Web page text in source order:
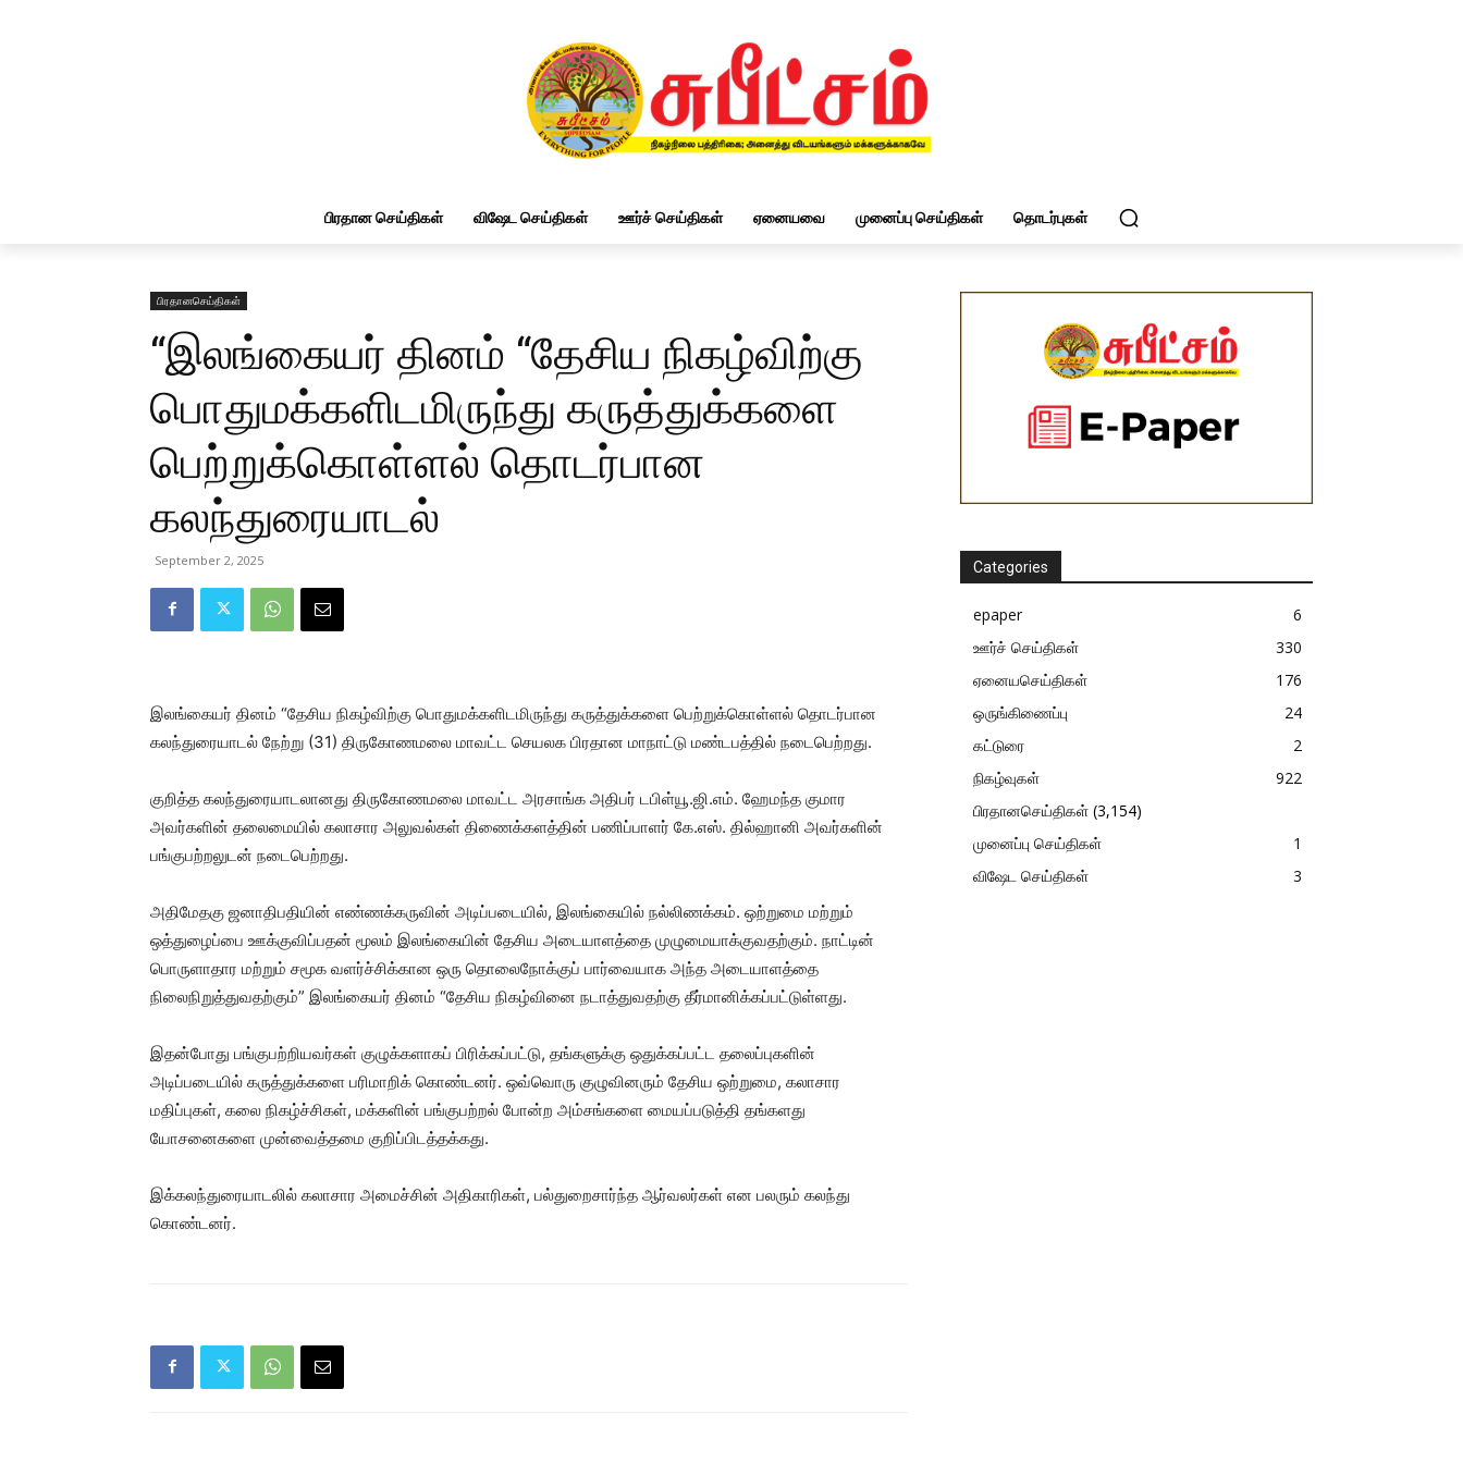
பிரதான செய்திகள் விஷேட செய்திகள் ஊர்ச் செய்திகள் ஏனையவை முனைப்பு செய்திகள் தொடர்புகள்
பிரதானசெய்திகள்
“இலங்கையர் தினம் “தேசிய நிகழ்விற்கு
பொதுமக்களிடமிருந்து கருத்துக்களை
பெற்றுக்கொள்ளல் தொடர்பான
கலந்துரையாடல்
September 2, 2025
இலங்கையர் தினம் “தேசிய நிகழ்விற்கு பொதுமக்களிடமிருந்து கருத்துக்களை பெற்றுக்கொள்ளல் தொடர்பான
கலந்துரையாடல் நேற்று (31) திருகோணமலை மாவட்ட செயலக பிரதான மாநாட்டு மண்டபத்தில் நடைபெற்றது.
குறித்த கலந்துரையாடலானது திருகோணமலை மாவட்ட அரசாங்க அதிபர் டபிள்யூ.ஜி.எம். ஹேமந்த குமார
அவர்களின் தலைமையில் கலாசார அலுவல்கள் திணைக்களத்தின் பணிப்பாளர் கே.எஸ். தில்ஹானி அவர்களின்
பங்குபற்றலுடன் நடைபெற்றது.
அதிமேதகு ஜனாதிபதியின் எண்ணக்கருவின் அடிப்படையில், இலங்கையில் நல்லிணக்கம். ஒற்றுமை மற்றும்
ஒத்துழைப்பை ஊக்குவிப்பதன் மூலம் இலங்கையின் தேசிய அடையாளத்தை முழுமையாக்குவதற்கும். நாட்டின்
பொருளாதார மற்றும் சமூக வளர்ச்சிக்கான ஒரு தொலைநோக்குப் பார்வையாக அந்த அடையாளத்தை
நிலைநிறுத்துவதற்கும்” இலங்கையர் தினம் “தேசிய நிகழ்வினை நடாத்துவதற்கு தீர்மானிக்கப்பட்டுள்ளது.
இதன்போது பங்குபற்றியவர்கள் குழுக்களாகப் பிரிக்கப்பட்டு, தங்களுக்கு ஒதுக்கப்பட்ட தலைப்புகளின்
அடிப்படையில் கருத்துக்களை பரிமாறிக் கொண்டனர். ஒவ்வொரு குழுவினரும் தேசிய ஒற்றுமை, கலாசார
மதிப்புகள், கலை நிகழ்ச்சிகள், மக்களின் பங்குபற்றல் போன்ற அம்சங்களை மையப்படுத்தி தங்களது
யோசனைகளை முன்வைத்தமை குறிப்பிடத்தக்கது.
இக்கலந்துரையாடலில் கலாசார அமைச்சின் அதிகாரிகள், பல்துறைசார்ந்த ஆர்வலர்கள் என பலரும் கலந்து
கொண்டனர்.
Categories
epaper
6
ஊர்ச் செய்திகள்
330
ஏனையசெய்திகள்
176
ஒருங்கிணைப்பு
24
கட்டுரை
2
நிகழ்வுகள்
922
பிரதானசெய்திகள் (3,154)
முனைப்பு செய்திகள்
1
விஷேட செய்திகள்
3